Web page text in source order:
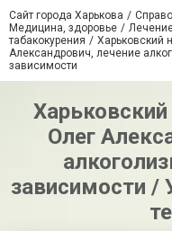
Сайт города Харькова
Медицина, здоровье
табакокурения
Харьковский
Александрович, лечение
зависимости
Олег
зависимости /